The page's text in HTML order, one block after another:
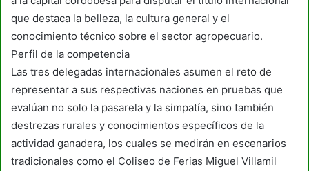
que destaca la belleza, la cultura general y el
conocimiento técnico sobre el sector agropecuario.
Perfil de la competencia
Las tres delegadas internacionales asumen el reto de
representar a sus respectivas naciones en pruebas que
evalúan no solo la pasarela y la simpatía, sino también
destrezas rurales y conocimientos específicos de la
actividad ganadera, los cuales se medirán en escenarios
tradicionales como el Coliseo de Ferias Miguel Villamil